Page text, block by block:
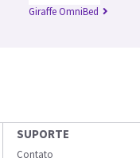
Giraffe OmniBed
SUPORTE
Contato